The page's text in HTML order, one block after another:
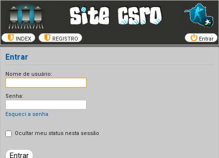
INDEX REGISTRO Entrar
Entrar
Nome de usuário:
Senha:
Esqueci a senha
Ocultar meu status nesta sessão